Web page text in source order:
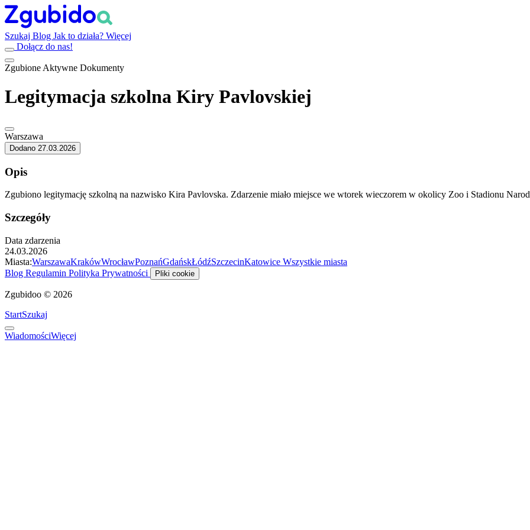
Szukaj Blog Jak to działa? Więcej
Dołącz do nas!
Zgubione Aktywne Dokumenty
Legitymacja szkolna Kiry Pavlovskiej
Warszawa
Dodano 27.03.2026
Opis
Zgubiono legitymację szkolną na nazwisko Kira Pavlovska. Zdarzenie miało miejsce we wtorek wieczorem w okolicy Zoo i Stadionu
Szczegóły
Data zdarzenia
24.03.2026
Miasta:WarszawaKrakówWrocławPoznańGdańskŁódźSzczecinKatowice Wszystkie miasta
Blog Regulamin Polityka Prywatności Pliki cookie
Zgubidoo © 2026
StartSzukaj
WiadomościWięcej